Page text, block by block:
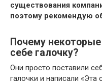
существования
поэтому рекомендую
Почему
себе галочку?
Они просто поставили
галочки и написали «Эта